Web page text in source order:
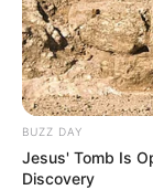
BUZZ DAY
Jesus' Tomb Is
Discovery